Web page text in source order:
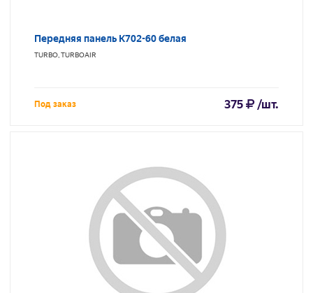
Передняя панель K702-60 белая
TURBO, TURBOAIR
Под заказ 375 /шт.